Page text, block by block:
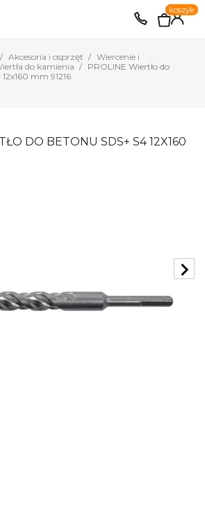
EUR PLN 0
koszyk
Akcesoria i osprzęt
Wiercenie i
do kamienia
PROLINE Wiertło do
mm 91216
DO BETONU SDS+ S4 12X160
chevron_right